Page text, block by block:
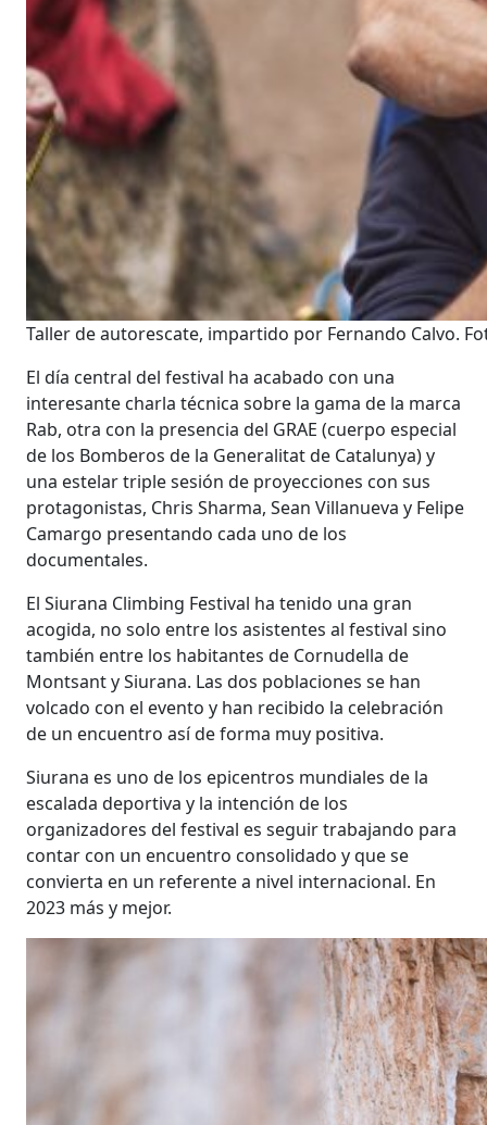
Taller de autorescate, impartido por Fernando Calvo.
El día central del festival ha acabado con una
interesante charla técnica sobre la gama de la marca
Rab, otra con la presencia del GRAE (cuerpo especial
de los Bomberos de la Generalitat de Catalunya) y
una estelar triple sesión de proyecciones con sus
protagonistas, Chris Sharma, Sean Villanueva y Felipe
Camargo presentando cada uno de los
documentales.
El Siurana Climbing Festival ha tenido una gran
acogida, no solo entre los asistentes al festival sino
también entre los habitantes de Cornudella de
Montsant y Siurana. Las dos poblaciones se han
volcado con el evento y han recibido la celebración
de un encuentro así de forma muy positiva.
Siurana es uno de los epicentros mundiales de la
escalada deportiva y la intención de los
organizadores del festival es seguir trabajando para
contar con un encuentro consolidado y que se
convierta en un referente a nivel internacional. En
2023 más y mejor.